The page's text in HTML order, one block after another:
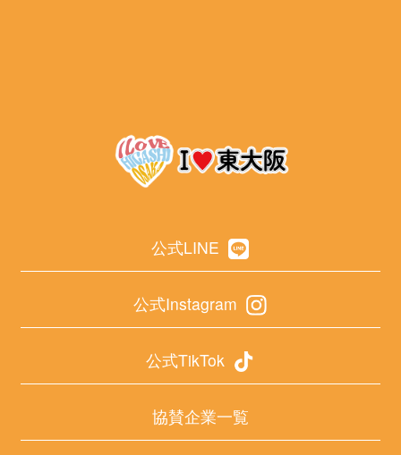
公式LINE
公式Instagram
公式TikTok
協賛企業一覧